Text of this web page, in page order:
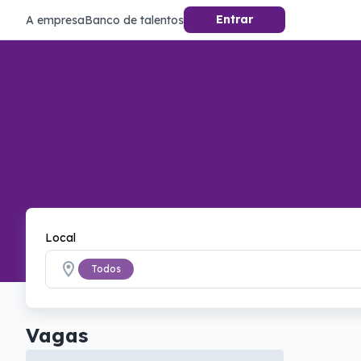
A empresaBanco de talentos Entrar
Local
Todos
Vagas